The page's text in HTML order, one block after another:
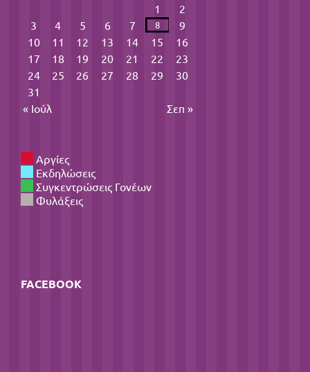
1
2
3
4 5 6 7 8
9
10
11 12 13 14 15
16
17
18 19 20 21 22
23
24
25 26 27 28 29
30
31
« Ιούλ
Σεπ »
Αργίες
Εκδηλώσεις
Συγκεντρώσεις Γονέων
Φυλάξεις
FACEBOOK